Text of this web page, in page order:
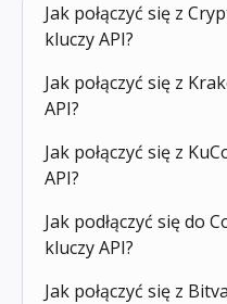
Jak połączyć się z
kluczy API?
Jak połączyć się z
API?
Jak połączyć się z
API?
Jak podłączyć się do
kluczy API?
Jak połączyć się z